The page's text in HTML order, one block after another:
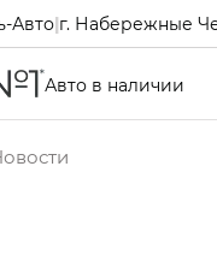
Авто|г. Набережные
Авто в наличии